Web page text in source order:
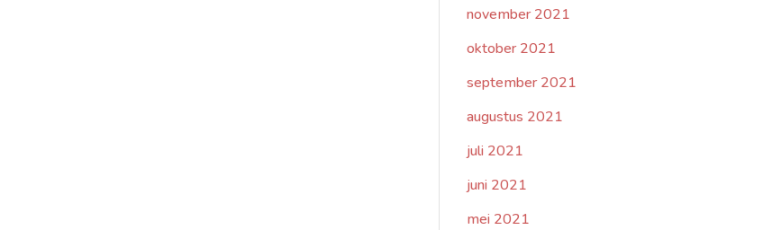
november 2021
oktober 2021
september 2021
augustus 2021
juli 2021
juni 2021
mei 2021